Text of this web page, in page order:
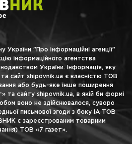
України "Про інформаційні агенції"
інформаційного агентства
України. Інформація, яку
та сайт shipovnik.ua є власністю ТОВ
або будь-яке інше поширення
та сайту shipovnik.ua, в якій би формі
воно не здійснювалося, суворо
письмової згоди з боку ІА ТОВ
є зареєстрованим товарним
ТОВ «7 газет».